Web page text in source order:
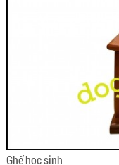
Ghế học sinh